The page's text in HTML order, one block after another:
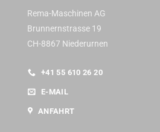
Rema-Maschinen AG
Brunnernstrasse 19
CH-8867 Niederurnen
+41 55 610 26 20
E-MAIL
ANFAHRT